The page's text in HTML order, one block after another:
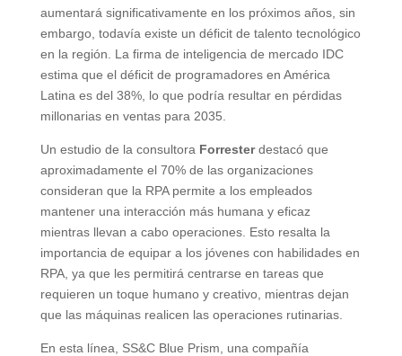
aumentará significativamente en los próximos años, sin
embargo, todavía existe un déficit de talento tecnológico
en la región. La firma de inteligencia de mercado IDC
estima que el déficit de programadores en América
Latina es del 38%, lo que podría resultar en pérdidas
millonarias en ventas para 2035.
Un estudio de la consultora Forresterdestacó que
aproximadamente el 70% de las organizaciones
consideran que la RPA permite a los empleados
mantener una interacción más humana y eficaz
mientras llevan a cabo operaciones. Esto resalta la
importancia de equipar a los jóvenes con habilidades en
RPA, ya que les permitirá centrarse en tareas que
requieren un toque humano y creativo, mientras dejan
que las máquinas realicen las operaciones rutinarias.
En esta línea, SS&C Blue Prism, una compañía